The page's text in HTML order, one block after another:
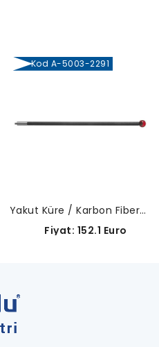
Kod A-5003-2291
Yakut Küre / Karbon Fiber Gövde-A-5003-2291
Fiyat: 152.1 Euro